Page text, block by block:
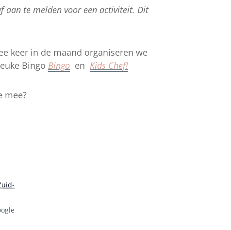
aan te melden voor een activiteit. Dit
keer in de maand organiseren we
Bingo Bingo en Kids Chef!
mee?